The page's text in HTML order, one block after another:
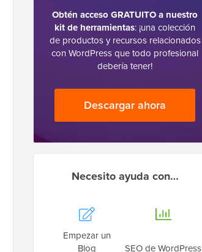
Obtén acceso GRATUITO a nuestro
kit de herramientas: ¡una colección
de productos y recursos relacionados
con WordPress que todo profesional
debería tener!
Descargar ahora
Necesito ayuda con…
Empezar un
Blog
SEO de WordPress